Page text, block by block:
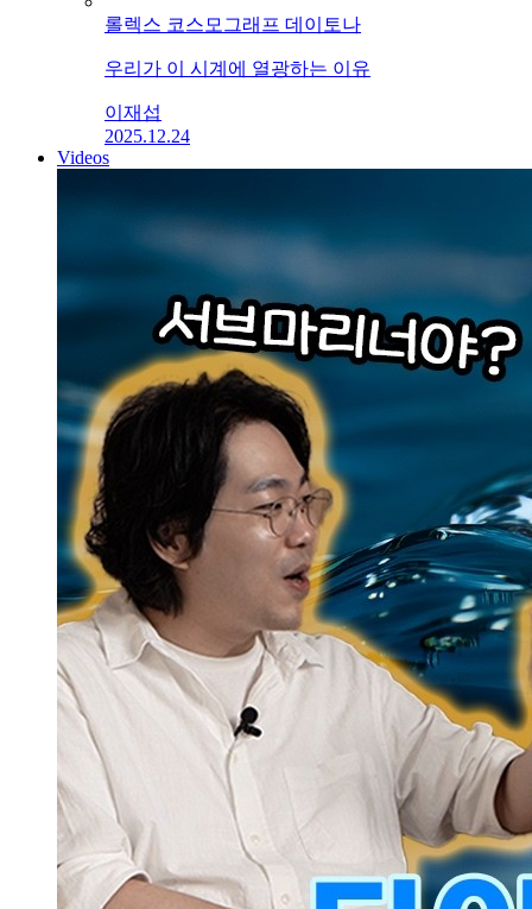
롤렉스 코스모그래프 데이토나
우리가 이 시계에 열광하는 이유
이재섭
2025.12.24
Videos